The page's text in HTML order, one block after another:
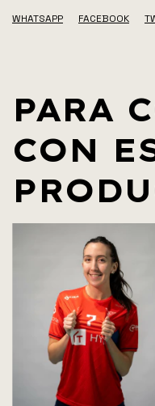
WHATSAPP FACEBOOK
PARA
CON